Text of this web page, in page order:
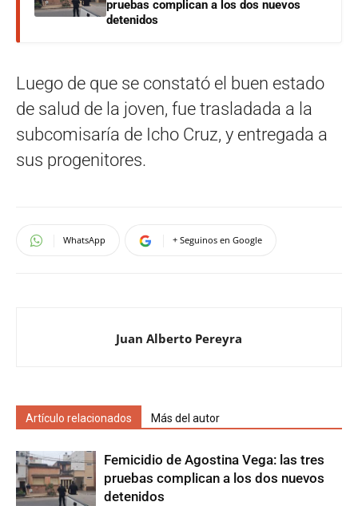
pruebas complican a los dos nuevos
detenidos
Luego de que se constató el buen estado
de salud de la joven, fue trasladada a la
subcomisaría de Icho Cruz, y entregada a
sus progenitores.
WhatsApp + Seguinos en Google
Juan Alberto Pereyra
Artículo relacionados Más del autor
Femicidio de Agostina Vega: las tres
pruebas complican a los dos nuevos
detenidos